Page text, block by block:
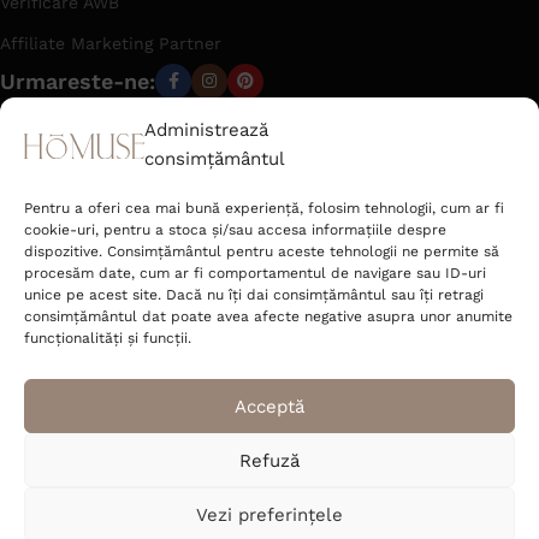
Administrează
consimțământul
Pentru a oferi cea mai bună experiență, folosim tehnologii, cum ar fi
cookie-uri, pentru a stoca și/sau accesa informațiile despre
dispozitive. Consimțământul pentru aceste tehnologii ne permite să
procesăm date, cum ar fi comportamentul de navigare sau ID-uri
unice pe acest site. Dacă nu îți dai consimțământul sau îți retragi
consimțământul dat poate avea afecte negative asupra unor anumite
funcționalități și funcții.
Acceptă
Refuză
Vezi preferințele
Affiliate Marketing Partner
Urmareste-ne:
Tel: +40 723 462 142
Strada Râtului nr. 6 Sat Jucu de Mijloc,
Comuna Jucu Cluj 407353, România
Deco Corner S.R.L.
CUI 52089400